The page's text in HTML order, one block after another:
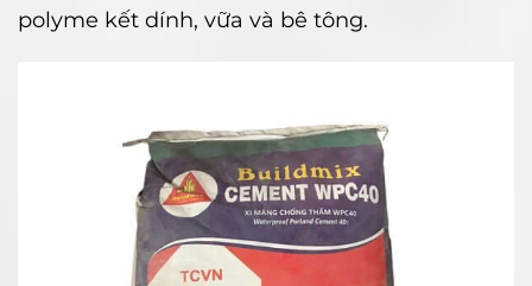
polyme kết dính, vữa và bê tông.